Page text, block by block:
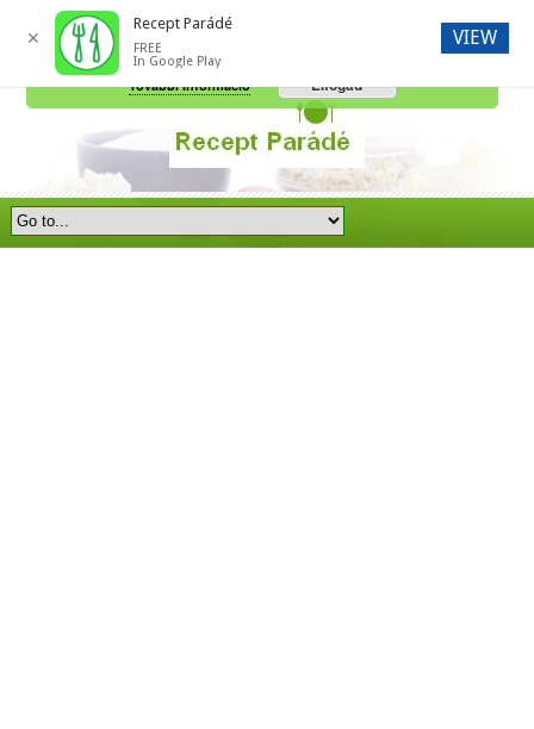
A honlap további használatához a sütik használatát el kell fogadni.
További információ
Elfogad
✕
Recept Parádé
FREE
In Google Play
VIEW